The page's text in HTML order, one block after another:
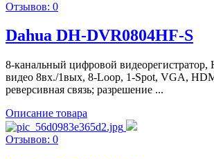
Отзывов: 0
Dahua DH-DVR0804HF-S
8-канальный цифровой видеорегистратор,
видео 8вх./1вых, 8-Loop, 1-Spot, VGA,
реверсивная связь; разрешение ...
Описание товара
Отзывов: 0